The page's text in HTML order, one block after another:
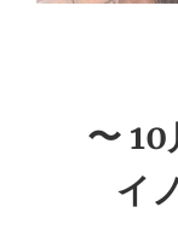
〜
イ